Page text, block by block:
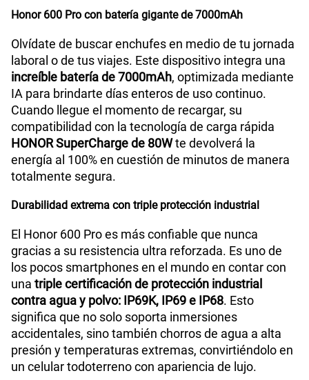
Honor 600 Pro con batería gigante de 7000mAh
Olvídate de buscar enchufes en medio de tu jornada
laboral o de tus viajes. Este dispositivo integra una
increíble batería de 7000mAh, optimizada mediante
IA para brindarte días enteros de uso continuo.
Cuando llegue el momento de recargar, su
compatibilidad con la tecnología de carga rápida
HONOR SuperCharge de 80Wte devolverá la
energía al 100% en cuestión de minutos de manera
totalmente segura.
Durabilidad extrema con triple protección industrial
El Honor 600 Pro es más confiable que nunca
gracias a su resistencia ultra reforzada. Es uno de
los pocos smartphones en el mundo en contar con
una triple certificación de protección industrial
contra agua y polvo: IP69K, IP69 e IP68. Esto
significa que no solo soporta inmersiones
accidentales, sino también chorros de agua a alta
presión y temperaturas extremas, convirtiéndolo en
un celular todoterreno con apariencia de lujo.